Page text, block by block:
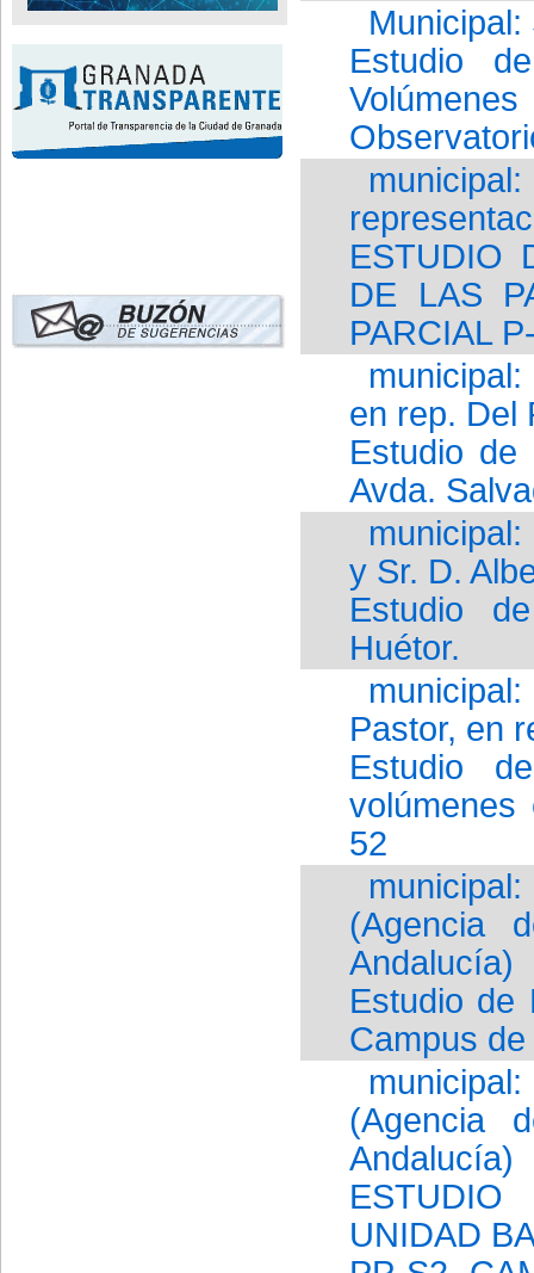
Municipal:
Estudio
ESTUDIO
DE LAS
PARCIAL
en rep. Del
Estudio de
Avda.
y Sr. D.
Estudio
Huétor.
Pastor, en
Estudio
volúmenes
52
(Agencia
Andalucía)
Estudio de
Campus
(Agencia
Andalucía)
UNIDAD